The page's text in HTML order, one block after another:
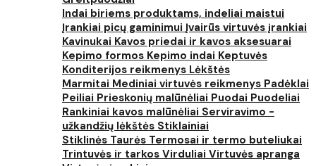
Indai biriems produktams, indeliai maistui
Įrankiai picų gaminimui Įvairūs virtuvės įrankiai
Kavinukai Kavos priedai ir kavos aksesuarai
Kepimo formos Kepimo indai Keptuvės
Konditerijos reikmenys Lėkštės
Marmitai Mediniai virtuvės reikmenys Padėklai
Peiliai Prieskonių malūnėliai Puodai Puodeliai
Rankiniai kavos malūnėliai Serviravimo -
užkandžių lėkštės Stiklainiai
Stiklinės Taurės Termosai ir termo buteliukai
Trintuvės ir tarkos Virduliai Virtuvės apranga